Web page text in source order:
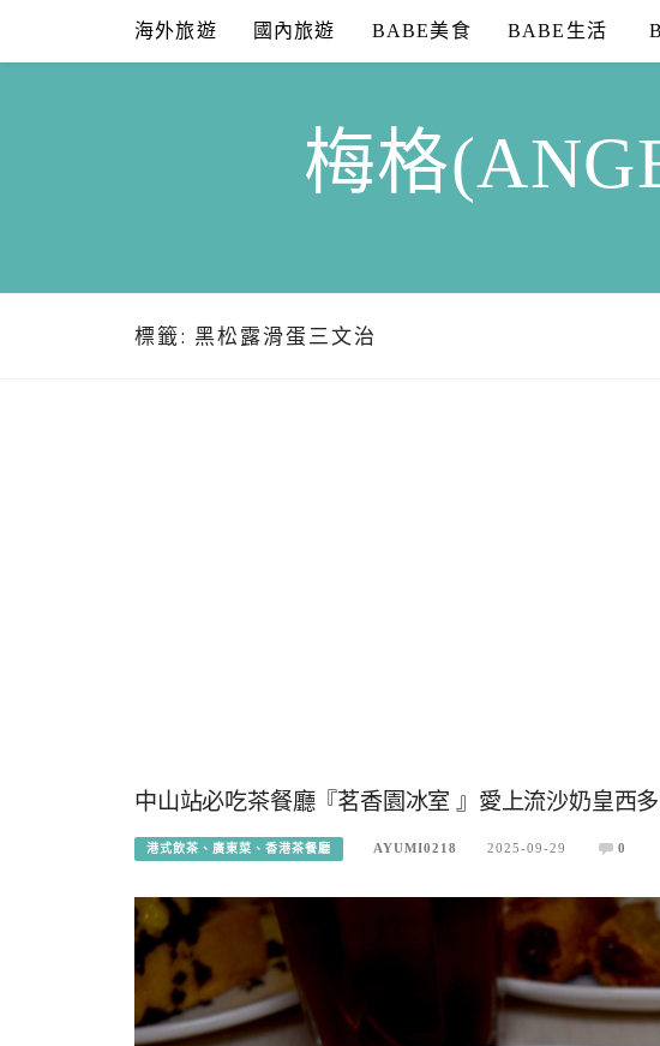
content
海外旅遊 國內旅遊 BABE美食 BABE生活
梅格
標籤: 黑松露滑蛋三文治
中山站必吃茶餐廳『茗香園冰室 』愛上流沙奶皇西
港式飲茶、廣東菜、香港茶餐廳 AYUMI0218 2025-09-29 0